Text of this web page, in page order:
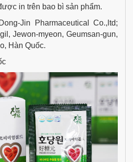
in trên bao bì sản phẩm.
Jin Pharmaceutical Co.,ltd;
Jewon-myeon, Geumsan-gun,
Hàn Quốc.